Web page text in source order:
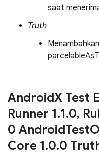
saat
Truth
AndroidX Test
Runner 1.1.0,
0 AndroidTest
Core 1.0.0